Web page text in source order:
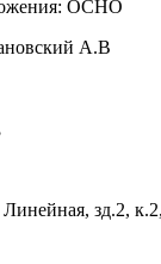
ОСНО
А.В
зд.2,